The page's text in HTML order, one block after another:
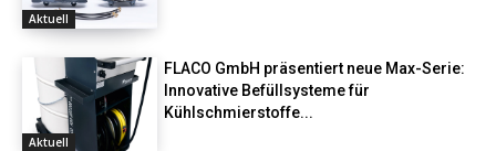
Aktuell
Aktuell
FLACO GmbH präsentiert neue Max-Serie:
Innovative Befüllsysteme für
Kühlschmierstoffe...